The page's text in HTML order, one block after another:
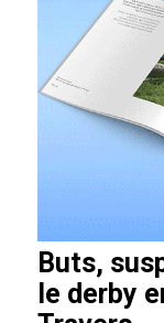
Buts, suspense et émotions pour
le derby